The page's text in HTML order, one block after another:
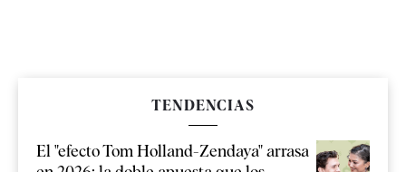
TENDENCIAS
El "efecto Tom Holland-Zendaya" arrasa